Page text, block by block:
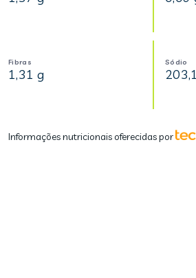
Fibras
1,31 g
Sódio
Informações nutricionais oferecidas por